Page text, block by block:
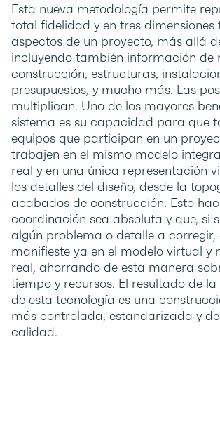
Esta nueva metodología permite
total fidelidad y en tres dimensiones
aspectos de un proyecto, más allá
incluyendo también información de
construcción, estructuras,
presupuestos, y mucho más. Las
multiplican. Uno de los mayores
sistema es su capacidad para que
equipos que participan en un
trabajen en el mismo modelo
real y en una única representación
los detalles del diseño, desde la
acabados de construcción. Esto
coordinación sea absoluta y que, si
algún problema o detalle a corregir,
manifieste ya en el modelo virtual y
real, ahorrando de esta manera
tiempo y recursos. El resultado de
de esta tecnología es una
más controlada, estandarizada y
calidad.